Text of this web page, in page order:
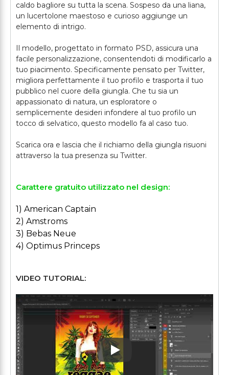
caldo bagliore su tutta la scena. Sospeso da una liana,
un lucertolone maestoso e curioso aggiunge un
elemento di intrigo.
Il modello, progettato in formato PSD, assicura una
facile personalizzazione, consentendoti di modificarlo a
tuo piacimento. Specificamente pensato per Twitter,
migliora perfettamente il tuo profilo e trasporta il tuo
pubblico nel cuore della giungla. Che tu sia un
appassionato di natura, un esploratore o
semplicemente desideri infondere al tuo profilo un
tocco di selvatico, questo modello fa al caso tuo.
Scarica ora e lascia che il richiamo della giungla risuoni
Carattere gratuito utilizzato nel design:
1) American Captain
2) Amstroms
3) Bebas Neue
4) Optimus Princeps
VIDEO TUTORIAL:
Play: Keynote (Google I/O